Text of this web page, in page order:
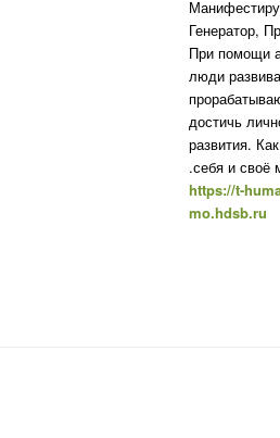
Генератор,
При помощи
люди
достичь
развития.
себя и своё
https://t-
mo.hdsb.ru